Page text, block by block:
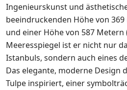
Ingenieurskunst und
beeindruckenden Höhe von 369
und einer Höhe von 587 Metern
Meeresspiegel ist er nicht nur
Istanbuls, sondern auch eines
Das elegante, moderne Design
Tulpe inspiriert, einer